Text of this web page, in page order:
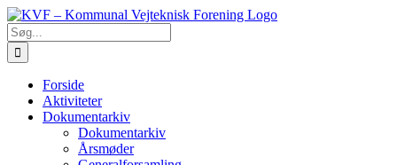
Skip
to
content
Søg
efter:
Forside
Aktiviteter
Dokumentarkiv
Dokumentarkiv
Årsmøder